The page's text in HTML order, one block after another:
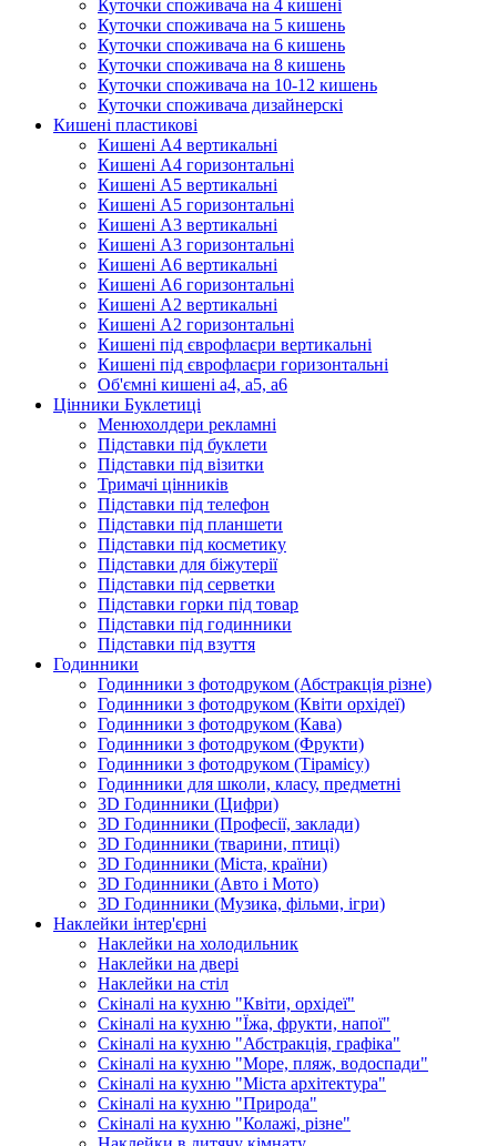
Куточки споживача на 4 кишені
Куточки споживача на 5 кишень
Куточки споживача на 6 кишень
Куточки споживача на 8 кишень
Куточки споживача на 10-12 кишень
Куточки споживача дизайнерскі
Кишені пластикові
Кишені А4 вертикальні
Кишені А4 горизонтальні
Кишені А5 вертикальні
Кишені А5 горизонтальні
Кишені А3 вертикальні
Кишені А3 горизонтальні
Кишені А6 вертикальні
Кишені А6 горизонтальні
Кишені А2 вертикальні
Кишені А2 горизонтальні
Кишені під єврофлаєри вертикальні
Кишені під єврофлаєри горизонтальні
Об'ємні кишені а4, а5, а6
Цінники Буклетиці
Менюхолдери рекламні
Підставки під буклети
Підставки під візитки
Тримачі цінників
Підставки під телефон
Підставки під планшети
Підставки під косметику
Підставки для біжутерії
Підставки під серветки
Підставки горки під товар
Підставки під годинники
Підставки під взуття
Годинники
Годинники з фотодруком (Абстракція різне)
Годинники з фотодруком (Квіти орхідеї)
Годинники з фотодруком (Кава)
Годинники з фотодруком (Фрукти)
Годинники з фотодруком (Тірамісу)
Годинники для школи, класу, предметні
3D Годинники (Цифри)
3D Годинники (Професії, заклади)
3D Годинники (тварини, птиці)
3D Годинники (Міста, країни)
3D Годинники (Авто і Мото)
3D Годинники (Музика, фільми, ігри)
Наклейки інтер'єрні
Наклейки на холодильник
Наклейки на двері
Наклейки на стіл
Скіналі на кухню "Квіти, орхідеї"
Скіналі на кухню "Їжа, фрукти, напої"
Скіналі на кухню "Абстракція, графіка"
Скіналі на кухню "Море, пляж, водоспади"
Скіналі на кухню "Міста архітектура"
Скіналі на кухню "Природа"
Скіналі на кухню "Колажі, різне"